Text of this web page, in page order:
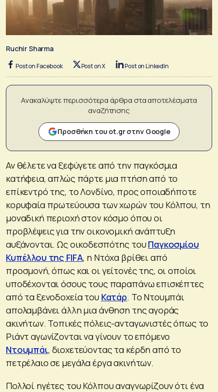
Ruchir Sharma
Post on Facebook Post on X Post on LinkedIn
Ανακαλύψτε περισσότερα άρθρα στα αποτελέσματα
αναζήτησης
Προσθήκη του ot.gr στην Google
Αν θέλετε να ξεφύγετε από την παγκόσμια
κατήφεια, απλώς πάρτε μια πτήση από το
επίκεντρό της, το Λονδίνο, προς οποιαδήποτε
κορυφαία πρωτεύουσα των χωρών του Κόλπου, τη
μοναδική περιοχή στον κόσμο όπου οι
προβλέψεις για την οικονομική ανάπτυξη
αυξάνονται. Ως οικοδεσπότης τουΠαγκοσμίου
Κυπέλλου της FIFA, η Ντόχα βρίθει από
προσμονή, όπως και οι γείτονές της, οι οποίοι
υποδέχονται όσους τους παραπάνω επισκέπτες
από τα ξενοδοχεία του Κατάρ. Το Ντουμπάι
απολαμβάνει άλλη μια άνθηση της αγοράς
ακινήτων. Τοπικές πόλεις-ανταγωνιστές όπως το
Ριάντ αγωνίζονται να γίνουν το επόμενο
Ντουμπάι, διοχετεύοντας τα κέρδη από το
πετρέλαιο σε μεγάλα έργα ακινήτων.
Πολλοί ηγέτες του Κόλπου αναγνωρίζουν ότι ένα